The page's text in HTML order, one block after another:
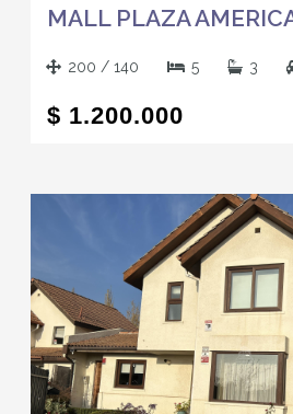
MALL PLAZA
200 / 140 5 3
$ 1.200.000